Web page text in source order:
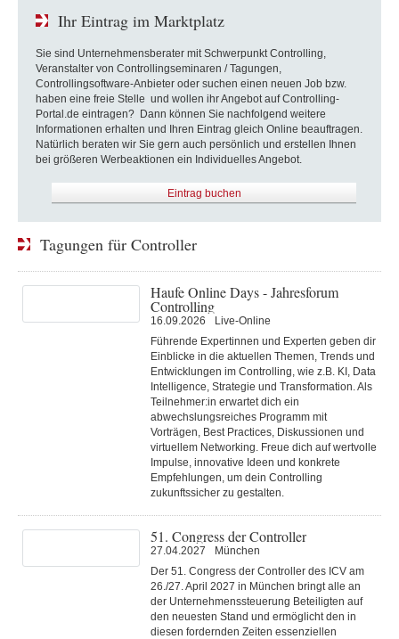
Ihr Eintrag im Marktplatz
Sie sind Unternehmensberater mit Schwerpunkt Controlling,
Veranstalter von Controllingseminaren / Tagungen,
Controllingsoftware-Anbieter oder suchen einen neuen Job bzw.
haben eine freie Stelle und wollen ihr Angebot auf Controlling-
Portal.de eintragen? Dann können Sie nachfolgend weitere
Informationen erhalten und Ihren Eintrag gleich Online beauftragen.
Natürlich beraten wir Sie gern auch persönlich und erstellen Ihnen
bei größeren Werbeaktionen ein Individuelles Angebot.
Eintrag buchen
Tagungen für Controller
Haufe Online Days - Jahresforum
Controlling
16.09.2026
Live-Online
Führende Expertinnen und Experten geben dir
Einblicke in die aktuellen Themen, Trends und
Entwicklungen im Controlling, wie z.B. KI, Data
Intelligence, Strategie und Transformation. Als
Teilnehmer:in erwartet dich ein
abwechslungsreiches Programm mit
Vorträgen, Best Practices, Diskussionen und
virtuellem Networking. Freue dich auf wertvolle
Impulse, innovative Ideen und konkrete
Empfehlungen, um dein Controlling
zukunftssicher zu gestalten.
51. Congress der Controller
27.04.2027
München
Der 51. Congress der Controller des ICV am
26./27. April 2027 in München bringt alle an
der Unternehmenssteuerung Beteiligten auf
den neuesten Stand und ermöglicht den in
diesen fordernden Zeiten essenziellen